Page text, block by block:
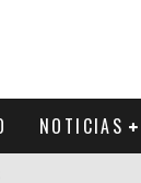
NOTICIAS